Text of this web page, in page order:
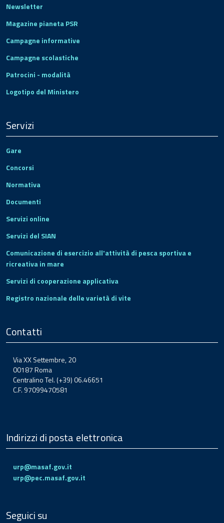
Newsletter
Magazine pianeta PSR
Campagne informative
Campagne scolastiche
Patrocini - modalità
Logotipo del Ministero
Servizi
Gare
Concorsi
Normativa
Documenti
Servizi online
Servizi del SIAN
Comunicazione di esercizio all'attività di pesca sportiva e
ricreativa in mare
Servizi di cooperazione applicativa
Registro nazionale delle varietà di vite
Contatti
Via XX Settembre, 20
00187 Roma
Centralino Tel. (+39) 06.46651
C.F. 97099470581
Indirizzi di posta elettronica
urp@masaf.gov.it
urp@pec.masaf.gov.it
Seguici su